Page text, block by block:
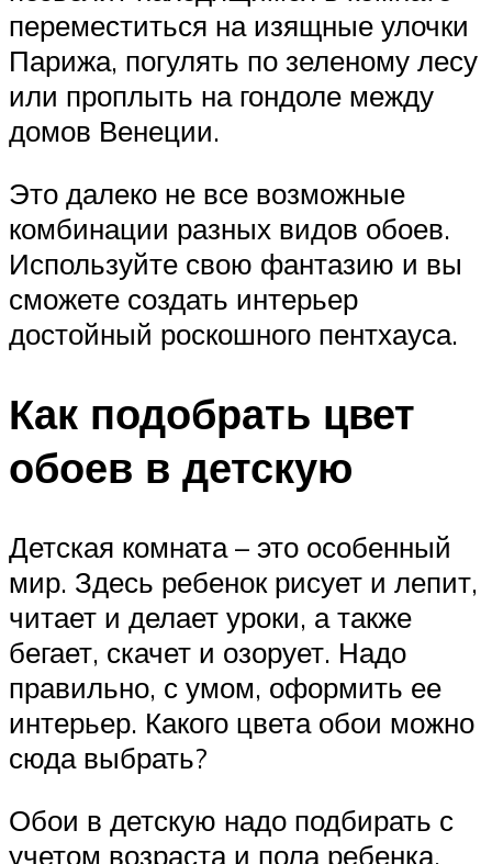
переместиться на изящные улочки
Парижа, погулять по зеленому лесу
или проплыть на гондоле между
домов Венеции.
Это далеко не все возможные
комбинации разных видов обоев.
Используйте свою фантазию и вы
сможете создать интерьер
достойный роскошного пентхауса.
Как подобрать цвет
обоев в детскую
Детская комната – это особенный
мир. Здесь ребенок рисует и лепит,
читает и делает уроки, а также
бегает, скачет и озорует. Надо
правильно, с умом, оформить ее
интерьер. Какого цвета обои можно
сюда выбрать?
Обои в детскую надо подбирать с
учетом возраста и пола ребенка.